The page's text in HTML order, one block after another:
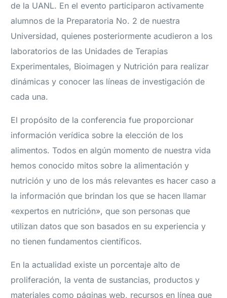
de la UANL. En el evento participaron activamente
alumnos de la Preparatoria No. 2 de nuestra
Universidad, quienes posteriormente acudieron a los
laboratorios de las Unidades de Terapias
Experimentales, Bioimagen y Nutrición para realizar
dinámicas y conocer las líneas de investigación de
cada una.
El propósito de la conferencia fue proporcionar
información verídica sobre la elección de los
alimentos. Todos en algún momento de nuestra vida
hemos conocido mitos sobre la alimentación y
nutrición y uno de los más relevantes es hacer caso a
la información que brindan los que se hacen llamar
«expertos en nutrición», que son personas que
utilizan datos que son basados en su experiencia y
no tienen fundamentos científicos.
En la actualidad existe un porcentaje alto de
proliferación, la venta de sustancias, productos y
materiales como páginas web, recursos en línea que